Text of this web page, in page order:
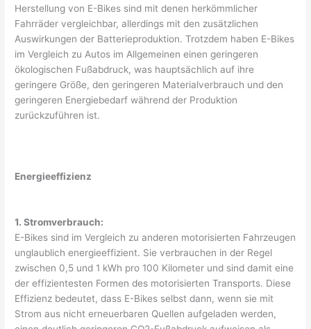
Herstellung von E-Bikes sind mit denen herkömmlicher
Fahrräder vergleichbar, allerdings mit den zusätzlichen
Auswirkungen der Batterieproduktion. Trotzdem haben E-Bikes
im Vergleich zu Autos im Allgemeinen einen geringeren
ökologischen Fußabdruck, was hauptsächlich auf ihre
geringere Größe, den geringeren Materialverbrauch und den
geringeren Energiebedarf während der Produktion
zurückzuführen ist.
Energieeffizienz
1. Stromverbrauch:
E-Bikes sind im Vergleich zu anderen motorisierten Fahrzeugen
unglaublich energieeffizient. Sie verbrauchen in der Regel
zwischen 0,5 und 1 kWh pro 100 Kilometer und sind damit eine
der effizientesten Formen des motorisierten Transports. Diese
Effizienz bedeutet, dass E-Bikes selbst dann, wenn sie mit
Strom aus nicht erneuerbaren Quellen aufgeladen werden,